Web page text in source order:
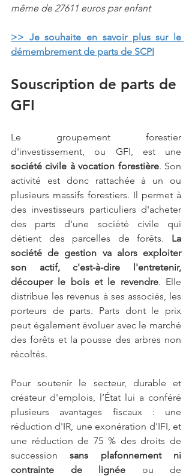
même de 27611 euros par enfant
>> Je souhaite en savoir plus sur le
démembrement de parts de SCPI
Souscription de parts de
GFI
Le groupement forestier
société civile à vocation forestière. Son
activité est donc rattachée à un ou
plusieurs massifs forestiers. Il permet à
des investisseurs particuliers d'acheter
des parts d'une société civile qui
détient des parcelles de forêts. La
société de gestion va alors exploiter
son actif, c'est-à-dire l'entretenir,
découper le bois et le revendre. Elle
distribue les revenus à ses associés, les
porteurs de parts. Parts dont le prix
peut également évoluer avec le marché
des forêts et la pousse des arbres non
récoltés.
Pour soutenir le secteur, durable et
créateur d'emplois, l’État lui a conféré
plusieurs avantages fiscaux : une
réduction d'IR, une exonération d'IFI, et
une réduction de 75 % des droits de
succession sans plafonnement ni
contrainte de lignée ou de